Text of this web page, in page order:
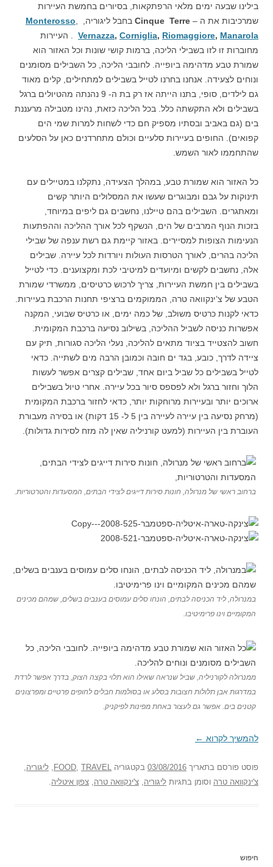
בילינו שבעה ימים מלאי הרפתקאות, בסיורים בחמשת העיירות
שמרכיבות את ה – Cinque Terre בחבל ליגוריה, Monterosso,
Vernazza, Corniglia, Riomaggiore, Manarola
. העיירות
מחוברות זו לזו בשבילי הליכה, ברמות קושי שונות וכל האזור הוא
שמורת טבע מדהימה ביופייה. לחובבי הליכה, כל השבילים מסומנים
ונוחים לצעידה. אנחנו בחרנו לטייל בשבילים למתחילים, קלים מאוד
גם לילדים, סופי, בתנו הייתה אז רק בת ה- 9 נהנתה מהטיולים ברגל
בשבילים ולא התקשתה כלל. בכל הליכה כזאת, נהינו מטבילה מרעננת
בים (גם באביב ובסתיו מספיק חם כדי לשחות למרות שמי הים
קפואים). החופים בעיירות סלעיים וכולם מתחרדנים כאן על הסלעים
שהתחממו לאור השמש.
כל האזור הוא שמורת טבע, במהלך הצעידה, נתקלנו במטיילים עם
תינוקות על גבם ומבוגרים שעשו את המסלולים היותר קשים
ומאתגרים. השבילים בהם טיילנו, נחשבים גם ליפים במיוחד,
בזכות הנוף המרבים של הים, הנשקף לכל אורך ההליכה וההפתעות
הנעימות הצופות למסיירים. באזור קיימת גם רשת ענפה של שבילי
הליכה בהרים, לאורך הטרסות העולות ויורדות לכל עיירה. שבילים
אלה, נחשבים לקשים ומיועדים למיטיבי לכת ומקצוענים. כדי לטייל
בשבילים בין חמשת העיירות, צריך לרכוש כרטיסים, ממשרדי שמורת
הטבע של צ’ינקוואה טרה, הממוקמים ברציפי תחנות הרכבת בעיירות.
כדאי לקנות כרטיס משולב, של כמה ימים, או כרטיס שבועי, המקנה
אפשרות כניסה לשביל ההליכה, בשילוב נסיעה ברכבת המקומית.
חשוב להצטייד בציוד מתאים להליכה, נעלי הליכה סגורות, תיק עם
ציידה לדרך, כובע, בגד ים חובה וכמובן הרבה מים לשתייה. כדאי
לטייל בשבילים כל שביל ביום אחד, שבילים קצרים אפשר לעשות
הלוך וחזור ברגל ולא לפספס סיור בכל עיירה. אחרי טיול בשבילים
ארוכים יותר ובעיירות מרוחקות יותר, כדאי לחזור ברכבת המקומית
(מרחק נסיעה בין עיירה לעיירה בין 5 ל- 15 דקות) או בסירה מעבורת
העוברת בין העיירות (למעט קורניליה שאין לה מזח לסירות גדולות).
ברחוב ראשי של מנרולה, חונות סירות דייגים לצידי הבתים, המסעדות והטרטוריות.
במנרולה, ליד הכניסה לבתים, הונחו סלים עמוסים בענבים בשלים, שמהם מכינים
המקומיים וינו פרימיטיבו.
ממנרולה לקורניליה, שביל שנראה שאילו הוא תלוי בקצה הצוק, בדרך אפשר לרדת
במדרגות אבן תלולות חצובות בסלע או בסולמות חבלים לחופים פרטיים ומפרצונים
קטנים בים. אפשר גם לעצור באחת מפינות לפיקניק.
להמשיך לקרוא ←
פוסט פורסם בתאריך 03/08/2016 בקטגוריה FOOD, TRAVEL
, ליגוריה,
צ'ינקוואה טרה וסומן בתגיות ליגוריה, צ'ינקוואה טרה, צפון איטליה.
חיפוש